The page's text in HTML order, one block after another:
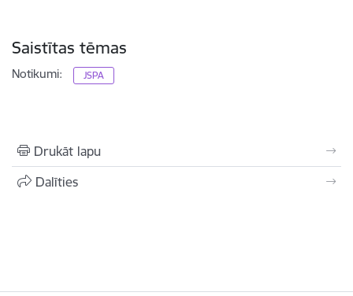
Saistītas tēmas
Notikumi: JSPA
Drukāt lapu
Dalīties